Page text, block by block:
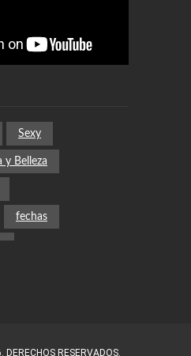
Sexy
y Belleza
fechas
RESERVADOS.